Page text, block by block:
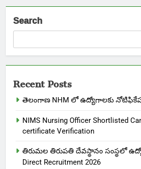
Search
Recent Posts
తెలంగాణ NHM లో ఉద్యోగాలకు
NIMS Nursing Officer Shortlisted
certificate Verification
తిరుమల తిరుపతి దేవస్థానం సంస్థలో
Direct Recruitment 2026